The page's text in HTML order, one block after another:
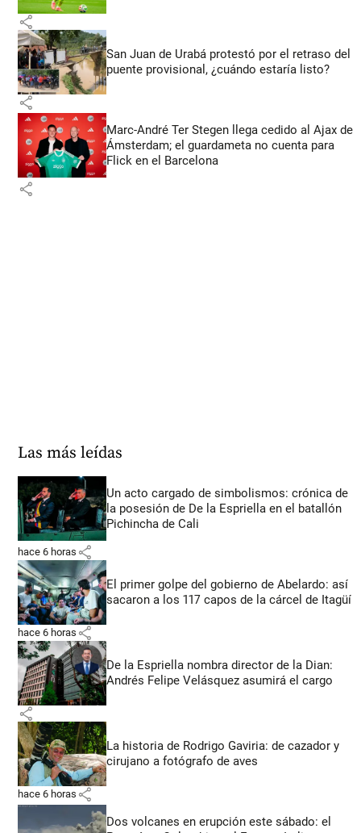
share
San Juan de Urabá protestó por el retraso del
puente provisional, ¿cuándo estaría listo?
share
Marc-André Ter Stegen llega cedido al Ajax de
Ámsterdam; el guardameta no cuenta para
Flick en el Barcelona
share
Las más leídas
Un acto cargado de simbolismos: crónica de
la posesión de De la Espriella en el batallón
Pichincha de Cali
hace 6 horas share
El primer golpe del gobierno de Abelardo: así
sacaron a los 117 capos de la cárcel de Itagüí
hace 6 horas share
De la Espriella nombra director de la Dian:
Andrés Felipe Velásquez asumirá el cargo
share
La historia de Rodrigo Gaviria: de cazador y
cirujano a fotógrafo de aves
hace 6 horas share
Dos volcanes en erupción este sábado: el